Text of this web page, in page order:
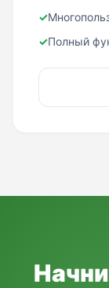
✓
✓Полный